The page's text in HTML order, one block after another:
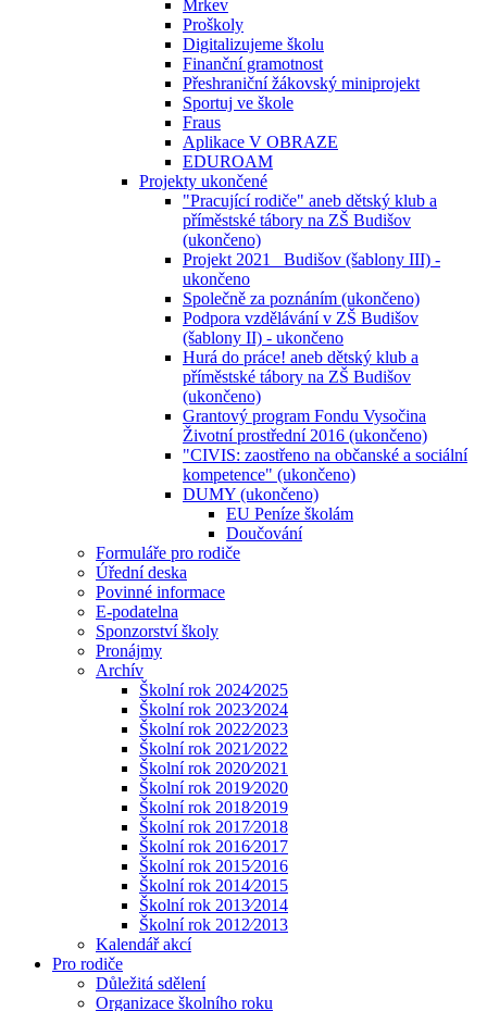
Mrkev
Proškoly
Digitalizujeme školu
Finanční gramotnost
Přeshraniční žákovský miniprojekt
Sportuj ve škole
Fraus
Aplikace V OBRAZE
EDUROAM
Projekty ukončené
"Pracující rodiče" aneb dětský klub a
příměstské tábory na ZŠ Budišov
(ukončeno)
Projekt 2021_ Budišov (šablony III) -
ukončeno
Společně za poznáním (ukončeno)
Podpora vzdělávání v ZŠ Budišov
(šablony II) - ukončeno
Hurá do práce! aneb dětský klub a
příměstské tábory na ZŠ Budišov
(ukončeno)
Grantový program Fondu Vysočina
Životní prostřední 2016 (ukončeno)
"CIVIS: zaostřeno na občanské a sociální
kompetence" (ukončeno)
DUMY (ukončeno)
EU Peníze školám
Doučování
Formuláře pro rodiče
Úřední deska
Povinné informace
E-podatelna
Sponzorství školy
Pronájmy
Archív
Školní rok 2024⁄2025
Školní rok 2023⁄2024
Školní rok 2022⁄2023
Školní rok 2021⁄2022
Školní rok 2020⁄2021
Školní rok 2019⁄2020
Školní rok 2018⁄2019
Školní rok 2017⁄2018
Školní rok 2016⁄2017
Školní rok 2015⁄2016
Školní rok 2014⁄2015
Školní rok 2013⁄2014
Školní rok 2012⁄2013
Kalendář akcí
Pro rodiče
Důležitá sdělení
Organizace školního roku